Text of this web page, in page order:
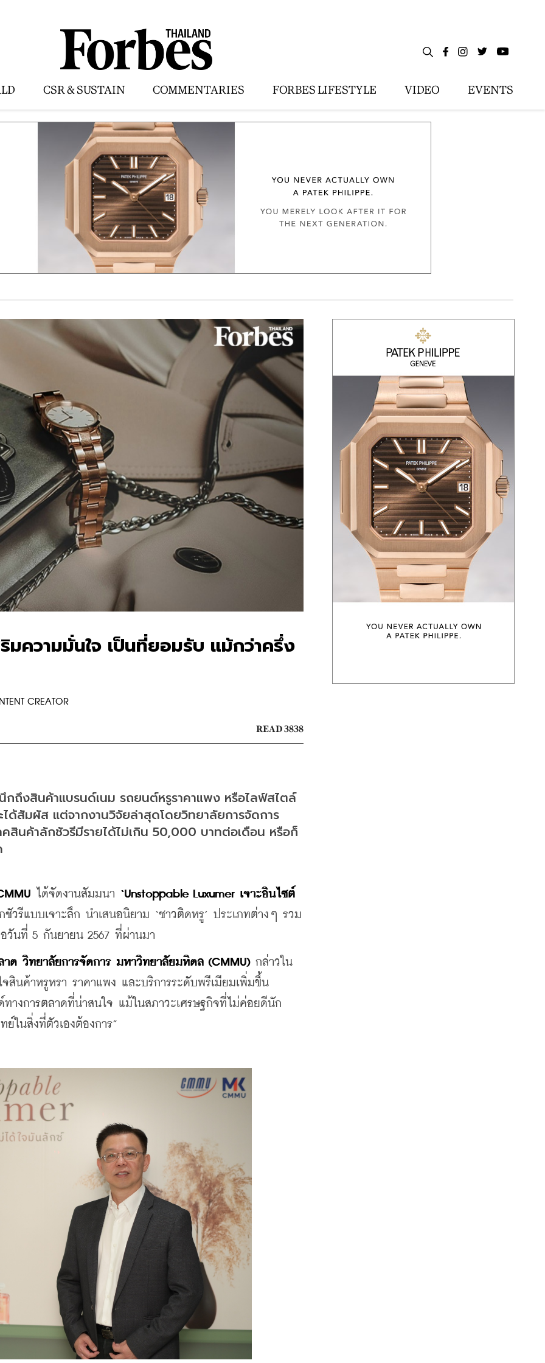
CSR & SUSTAIN COMMENTARIES FORBES LIFESTYLE VIDEO EVENTS
ความมั่นใจ เป็นที่ยอมรับ แม้กว่าครึ่ง
CREATOR
READ 3838
ถึงสินค้าแบรนด์เนม รถยนต์หรูราคาแพง หรือไลฟ์สไตล์
ด้สัมผัส แต่จากงานวิจัยล่าสุดโดยวิทยาลัยการจัดการ
นค้าลักชัวรีมีรายได้ไม่เกิน 50,000 บาทต่อเดือน หรือก็
ได้จัดงานสัมมนา ‘Unstoppable Luxumer เจาะอินไซต์
วรีแบบเจาะลึก นำเสนอนิยาม ‘ชาวติดหรู’ ประเภทต่างๆ รวม
วันที่ 5 กันยายน 2567 ที่ผ่านมา
ด วิทยาลัยการจัดการ มหาวิทยาลัยมหิดล (CMMU) กล่าวใน
นค้าหรูหรา ราคาแพง และบริการระดับพรีเมียมเพิ่มขึ้น
างการตลาดที่น่าสนใจ แม้ในสภาวะเศรษฐกิจที่ไม่ค่อยดีนัก
ในสิ่งที่ตัวเองต้องการ”